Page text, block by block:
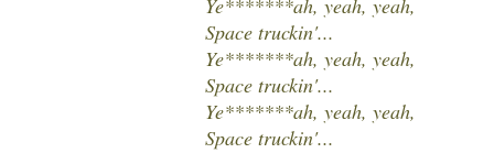
Ye*******ah, yeah, yeah,
Space truckin'...
Ye*******ah, yeah, yeah,
Space truckin'...
Ye*******ah, yeah, yeah,
Space truckin'...